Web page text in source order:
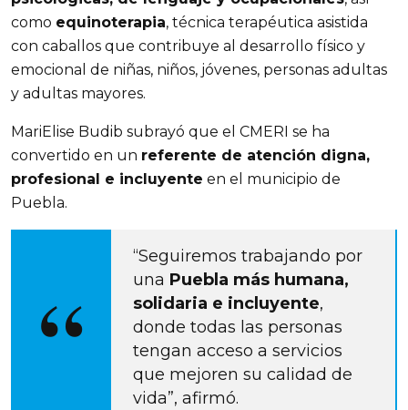
como equinoterapia, técnica terapéutica asistida
con caballos que contribuye al desarrollo físico y
emocional de niñas, niños, jóvenes, personas adultas
y adultas mayores.
MariElise Budib subrayó que el CMERI se ha
convertido en un referente de atención digna,
profesional e incluyente en el municipio de
Puebla.
“Seguiremos trabajando por
una Puebla más humana,
solidaria e incluyente,
donde todas las personas
tengan acceso a servicios
que mejoren su calidad de
vida”, afirmó.